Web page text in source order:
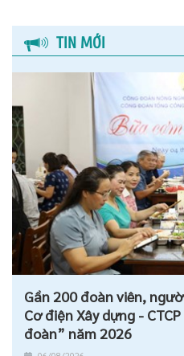
TIN MỚI
Gần 200 đoàn viên,
Cơ điện Xây dựng -
đoàn” năm 2026